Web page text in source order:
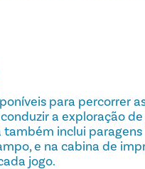
para percorrer
a exploração
inclui
e na cabina de
jogo.